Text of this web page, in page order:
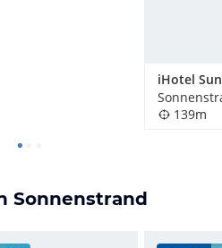
iHotel
139m
Sonnenstrand